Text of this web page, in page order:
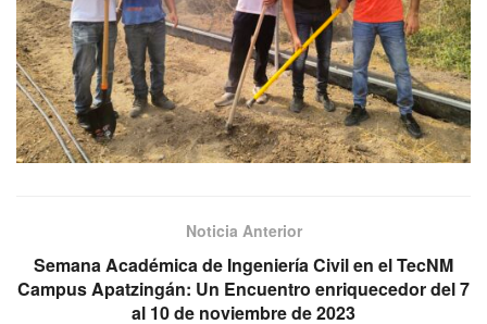
Noticia Anterior
Semana Académica de Ingeniería Civil en el TecNM
Campus Apatzingán: Un Encuentro enriquecedor del 7
al 10 de noviembre de 2023